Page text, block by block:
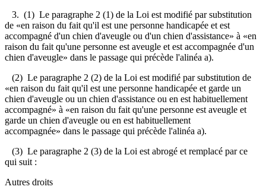
3. (1) Le paragraphe 2 (1) de la Loi est modifié par substitution
de «en raison du fait qu'il est une personne handicapée et est
accompagné d'un chien d'aveugle ou d'un chien d'assistance» à «en
raison du fait qu'une personne est aveugle et est accompagnée d'un
chien d'aveugle» dans le passage qui précède l'alinéa a).
(2) Le paragraphe 2 (2) de la Loi est modifié par substitution de
«en raison du fait qu'il est une personne handicapée et garde un
chien d'aveugle ou un chien d'assistance ou en est habituellement
accompagné» à «en raison du fait qu'une personne est aveugle et
garde un chien d'aveugle ou en est habituellement
accompagnée» dans le passage qui précède l'alinéa a).
(3) Le paragraphe 2 (3) de la Loi est abrogé et remplacé par ce
qui suit :
Autres droits